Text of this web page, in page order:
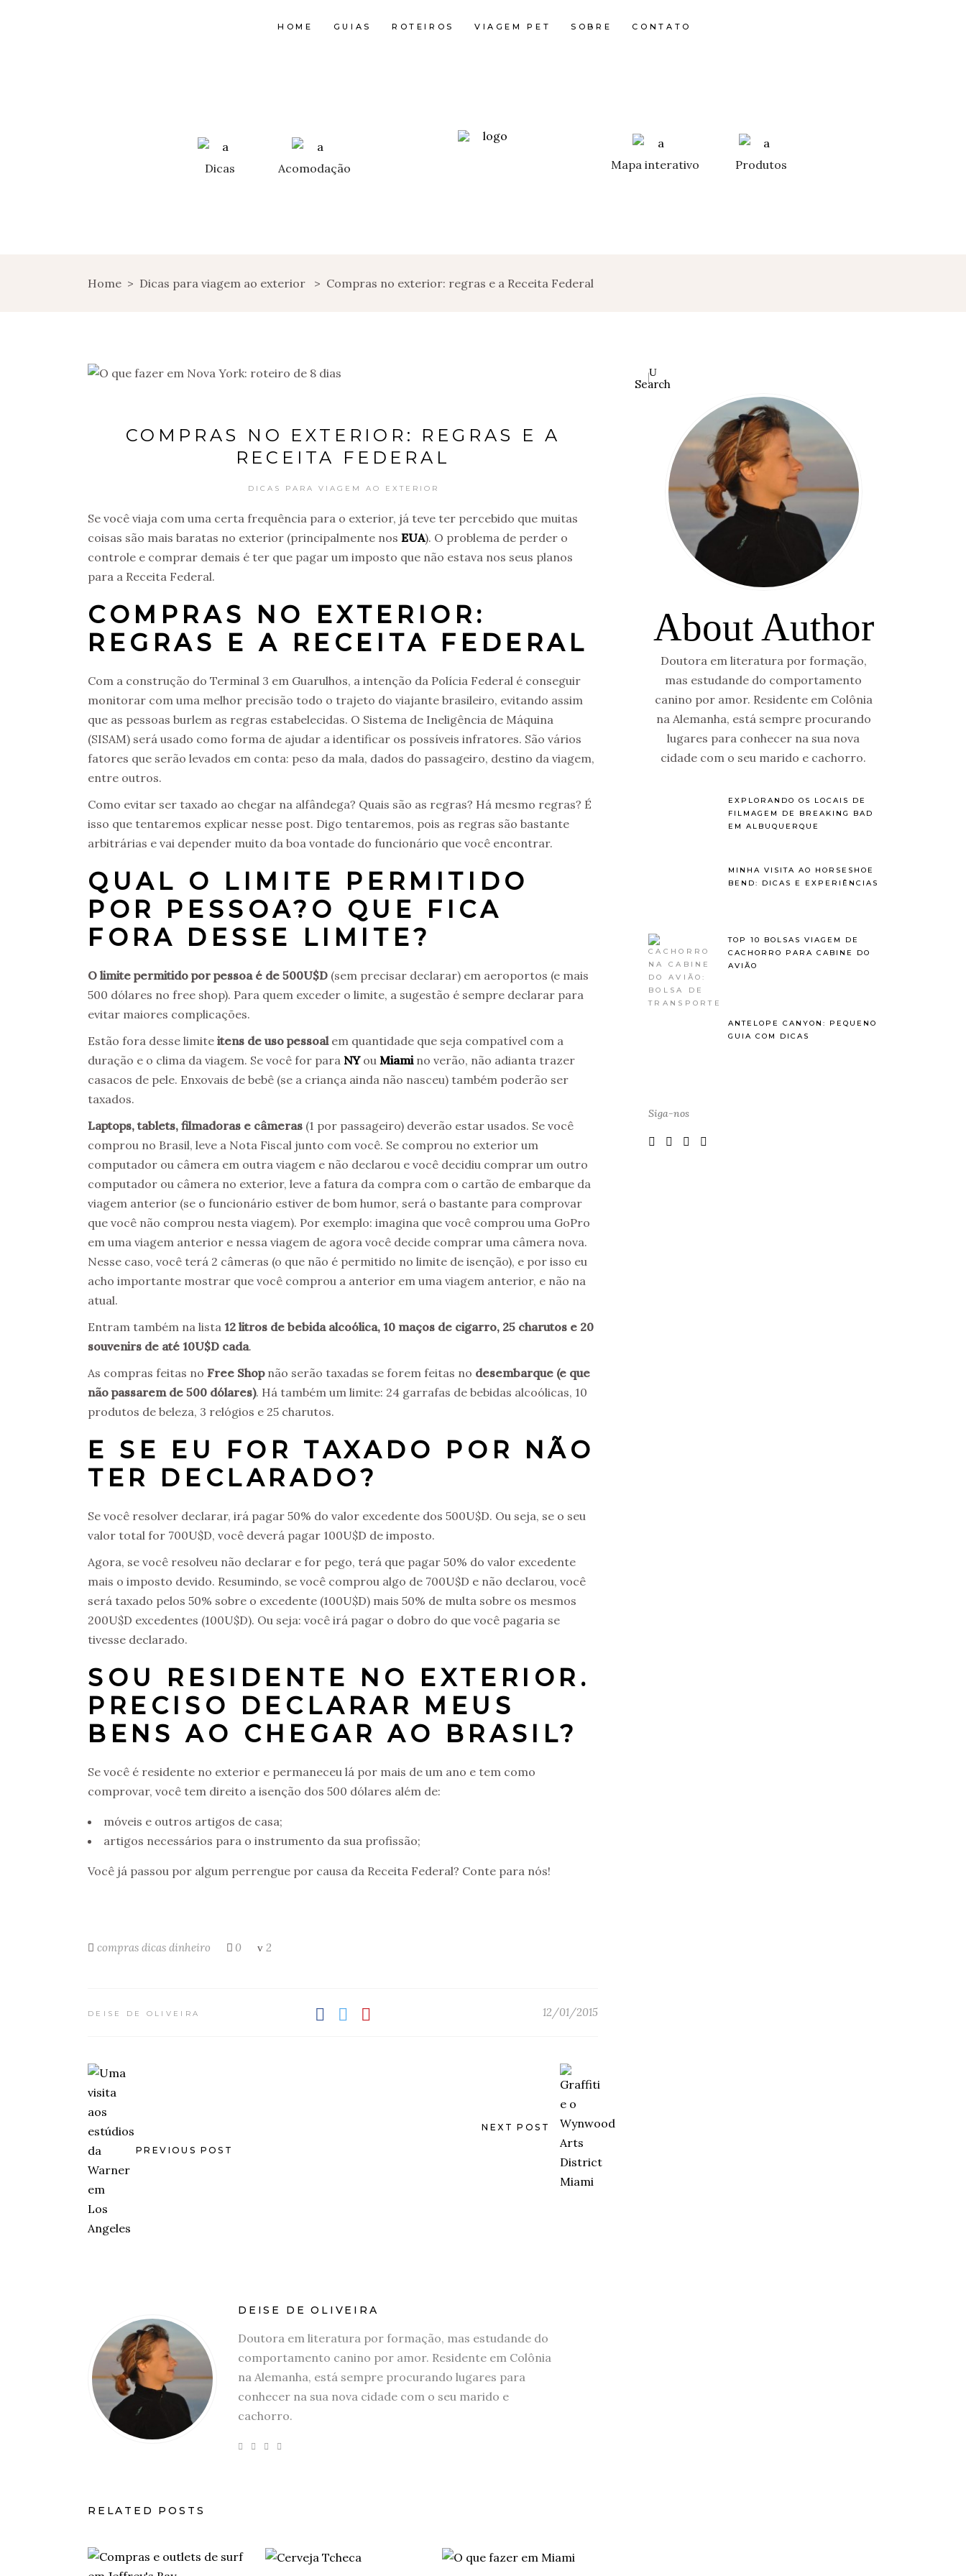
HOME GUIAS ROTEIROS VIAGEM PET SOBRE CONTATO
Dicas Acomodação Mapa interativo Produtos
Home > Dicas para viagem ao exterior > Compras no exterior: regras e a Receita Federal
COMPRAS NO EXTERIOR: REGRAS E A
RECEITA FEDERAL
DICAS PARA VIAGEM AO EXTERIOR
Se você viaja com uma certa frequência para o exterior, já teve ter percebido que muitas
coisas são mais baratas no exterior (principalmente nos EUA). O problema de perder o
controle e comprar demais é ter que pagar um imposto que não estava nos seus planos
para a Receita Federal.
COMPRAS NO EXTERIOR:
REGRAS E A RECEITA FEDERAL
Com a construção do Terminal 3 em Guarulhos, a intenção da Polícia Federal é conseguir
monitorar com uma melhor precisão todo o trajeto do viajante brasileiro, evitando assim
que as pessoas burlem as regras estabelecidas. O Sistema de Ineligência de Máquina
(SISAM) será usado como forma de ajudar a identificar os possíveis infratores. São vários
fatores que serão levados em conta: peso da mala, dados do passageiro, destino da viagem,
entre outros.
Como evitar ser taxado ao chegar na alfândega? Quais são as regras? Há mesmo regras? É
isso que tentaremos explicar nesse post. Digo tentaremos, pois as regras são bastante
arbitrárias e vai depender muito da boa vontade do funcionário que você encontrar.
QUAL O LIMITE PERMITIDO
POR PESSOA?O QUE FICA
FORA DESSE LIMITE?
O limite permitido por pessoa é de 500U$D (sem precisar declarar) em aeroportos (e mais
500 dólares no free shop). Para quem exceder o limite, a sugestão é sempre declarar para
evitar maiores complicações.
Estão fora desse limite itens de uso pessoalem quantidade que seja compatível com a
duração e o clima da viagem. Se você for para NYou Miamino verão, não adianta trazer
casacos de pele. Enxovais de bebê (se a criança ainda não nasceu) também poderão ser
taxados.
Laptops, tablets, filmadoras e câmeras (1 por passageiro) deverão estar usados. Se você
comprou no Brasil, leve a Nota Fiscal junto com você. Se comprou no exterior um
computador ou câmera em outra viagem e não declarou e você decidiu comprar um outro
computador ou câmera no exterior, leve a fatura da compra com o cartão de embarque da
viagem anterior (se o funcionário estiver de bom humor, será o bastante para comprovar
que você não comprou nesta viagem). Por exemplo: imagina que você comprou uma GoPro
em uma viagem anterior e nessa viagem de agora você decide comprar uma câmera nova.
Nesse caso, você terá 2 câmeras (o que não é permitido no limite de isenção), e por isso eu
acho importante mostrar que você comprou a anterior em uma viagem anterior, e não na
atual.
Entram também na lista 12 litros de bebida alcoólica, 10 maços de cigarro, 25 charutos e 20
souvenirs de até 10U$D cada.
As compras feitas no Free Shopnão serão taxadas se forem feitas no desembarque (e que
não passarem de 500 dólares). Há também um limite: 24 garrafas de bebidas alcoólicas, 10
produtos de beleza, 3 relógios e 25 charutos.
E SE EU FOR TAXADO POR NÃO
TER DECLARADO?
Se você resolver declarar, irá pagar 50% do valor excedente dos 500U$D. Ou seja, se o seu
valor total for 700U$D, você deverá pagar 100U$D de imposto.
Agora, se você resolveu não declarar e for pego, terá que pagar 50% do valor excedente
mais o imposto devido. Resumindo, se você comprou algo de 700U$D e não declarou, você
será taxado pelos 50% sobre o excedente (100U$D) mais 50% de multa sobre os mesmos
200U$D excedentes (100U$D). Ou seja: você irá pagar o dobro do que você pagaria se
tivesse declarado.
SOU RESIDENTE NO EXTERIOR.
PRECISO DECLARAR MEUS
BENS AO CHEGAR AO BRASIL?
Se você é residente no exterior e permaneceu lá por mais de um ano e tem como
comprovar, você tem direito a isenção dos 500 dólares além de:
móveis e outros artigos de casa;
artigos necessários para o instrumento da sua profissão;
Você já passou por algum perrengue por causa da Receita Federal? Conte para nós!
compras dicas dinheiro 0 2
DEISE DE OLIVEIRA 12/01/2015
PREVIOUS POST
NEXT POST
DEISE DE OLIVEIRA
Doutora em literatura por formação, mas estudande do
comportamento canino por amor. Residente em Colônia
na Alemanha, está sempre procurando lugares para
conhecer na sua nova cidade com o seu marido e
cachorro.
RELATED POSTS
Search
About Author
Doutora em literatura por formação,
mas estudande do comportamento
canino por amor. Residente em Colônia
na Alemanha, está sempre procurando
lugares para conhecer na sua nova
cidade com o seu marido e cachorro.
EXPLORANDO OS LOCAIS DE
FILMAGEM DE BREAKING BAD
EM ALBUQUERQUE
MINHA VISITA AO HORSESHOE
BEND: DICAS E EXPERIÊNCIAS
TOP 10 BOLSAS VIAGEM DE
CACHORRO PARA CABINE DO
AVIÃO
ANTELOPE CANYON: PEQUENO
GUIA COM DICAS
Siga-nos